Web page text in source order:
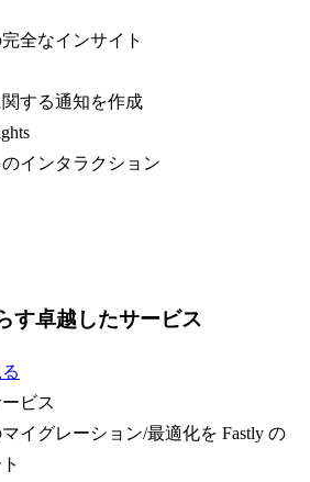
全なインサイト
する通知を作成
インタラクション
す卓越したサービス
ビス
イグレーション/最適化を Fastly の